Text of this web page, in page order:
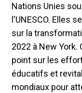
Nations Unies
l'UNESCO. Elles
sur la
2022 à New
point sur les
éducatifs et
mondiaux pour